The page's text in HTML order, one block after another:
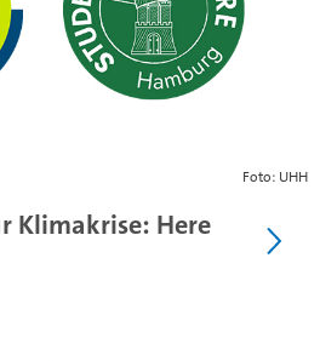
Foto: UHH
Klimakrise: Here